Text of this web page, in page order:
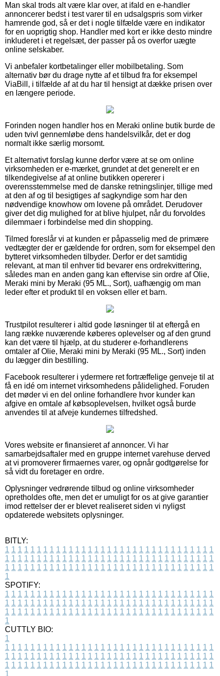
Man skal trods alt være klar over, at ifald en e-handler
annoncerer bedst i test varer til en udsalgspris som virker
hamrende god, så er det i nogle tilfælde være en indikator
for en uoprigtig shop. Handler med kort er ikke desto mindre
inkluderet i et regelsæt, der passer på os overfor uægte
online selskaber.
Vi anbefaler kortbetalinger eller mobilbetaling. Som
alternativ bør du drage nytte af et tilbud fra for eksempel
ViaBill, i tilfælde af at du har til hensigt at dække prisen over
en længere periode.
Forinden nogen handler hos en Meraki online butik burde de
uden tvivl gennemløbe dens handelsvilkår, det er dog
normalt ikke særlig morsomt.
Et alternativt forslag kunne derfor være at se om online
virksomheden er e-mærket, grundet at det generelt er en
tilkendegivelse af at online butikken opererer i
overensstemmelse med de danske retningslinjer, tillige med
at den af og til besigtiges af sagkyndige som har den
nødvendige knowhow om lovene på området. Derudover
giver det dig mulighed for at blive hjulpet, når du forvoldes
dilemmaer i forbindelse med din shopping.
Tilmed foreslår vi at kunden er påpasselig med de primære
vedtægter der er gældende for ordren, som for eksempel den
bytteret virksomheden tilbyder. Derfor er det samtidig
relevant, at man til enhver tid bevarer ens ordrekvittering,
således man en anden gang kan eftervise sin ordre af Olie,
Meraki mini by Meraki (95 ML., Sort), uafhængig om man
leder efter et produkt til en voksen eller et barn.
Trustpilot resulterer i altid gode løsninger til at eftergå en
lang række nuværende køberes oplevelser og af den grund
kan det være til hjælp, at du studerer e-forhandlerens
omtaler af Olie, Meraki mini by Meraki (95 ML., Sort) inden
du lægger din bestilling.
Facebook resulterer i ydermere ret fortræffelige genveje til at
få en idé om internet virksomhedens pålidelighed. Foruden
det møder vi en del online forhandlere hvor kunder kan
afgive en omtale af købsoplevelsen, hvilket også burde
anvendes til at afveje kundernes tilfredshed.
Vores website er finansieret af annoncer. Vi har
samarbejdsaftaler med en gruppe internet varehuse derved
at vi promoverer firmaernes varer, og opnår godtgørelse for
så vidt du foretager en ordre.
Oplysninger vedrørende tilbud og online virksomheder
opretholdes ofte, men det er umuligt for os at give garantier
imod rettelser der er blevet realiseret siden vi nyligst
opdaterede websitets oplysninger.
BITLY:
1 1 1 1 1 1 1 1 1 1 1 1 1 1 1 1 1 1 1 1 1 1 1 1 1 1 1 1 1 1 1 1 1
1 1 1 1 1 1 1 1 1 1 1 1 1 1 1 1 1 1 1 1 1 1 1 1 1 1 1 1 1 1 1 1 1
1 1 1 1 1 1 1 1 1 1 1 1 1 1 1 1 1 1 1 1 1 1 1 1 1 1 1 1 1 1 1 1 1
1
SPOTIFY:
1 1 1 1 1 1 1 1 1 1 1 1 1 1 1 1 1 1 1 1 1 1 1 1 1 1 1 1 1 1 1 1 1
1 1 1 1 1 1 1 1 1 1 1 1 1 1 1 1 1 1 1 1 1 1 1 1 1 1 1 1 1 1 1 1 1
1 1 1 1 1 1 1 1 1 1 1 1 1 1 1 1 1 1 1 1 1 1 1 1 1 1 1 1 1 1 1 1 1
1
CUTTLY BIO:
1
1 1 1 1 1 1 1 1 1 1 1 1 1 1 1 1 1 1 1 1 1 1 1 1 1 1 1 1 1 1 1 1 1
1 1 1 1 1 1 1 1 1 1 1 1 1 1 1 1 1 1 1 1 1 1 1 1 1 1 1 1 1 1 1 1 1
1 1 1 1 1 1 1 1 1 1 1 1 1 1 1 1 1 1 1 1 1 1 1 1 1 1 1 1 1 1 1 1 1
1